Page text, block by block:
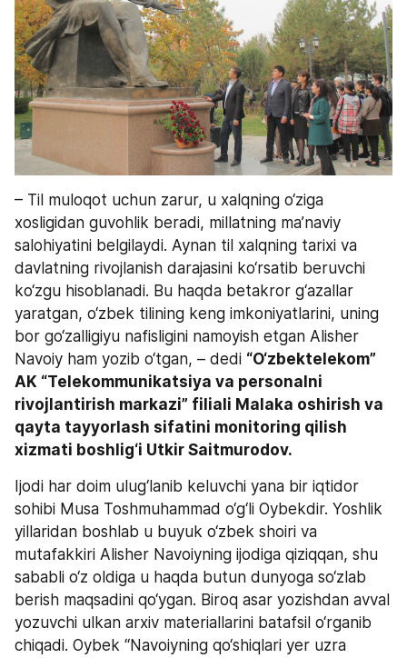
– Til muloqot uchun zarur, u xalqning o‘ziga
xosligidan guvohlik beradi, millatning ma’naviy
salohiyatini belgilaydi. Aynan til xalqning tarixi va
davlatning rivojlanish darajasini ko‘rsatib beruvchi
ko‘zgu hisoblanadi. Bu haqda betakror g‘azallar
yaratgan, o‘zbek tilining keng imkoniyatlarini, uning
bor go‘zalligiyu nafisligini namoyish etgan Alisher
Navoiy ham yozib o‘tgan, – dedi “O‘zbektelekom”
AK “Telekommunikatsiya va personalni
rivojlantirish markazi” filiali Malaka oshirish va
qayta tayyorlash sifatini monitoring qilish
xizmati boshlig‘i Utkir Saitmurodov.
Ijodi har doim ulug‘lanib keluvchi yana bir iqtidor
sohibi Musa Toshmuhammad o‘g‘li Oybekdir. Yoshlik
yillaridan boshlab u buyuk o‘zbek shoiri va
mutafakkiri Alisher Navoiyning ijodiga qiziqqan, shu
sababli o‘z oldiga u haqda butun dunyoga so‘zlab
berish maqsadini qo‘ygan. Biroq asar yozishdan avval
yozuvchi ulkan arxiv materiallarini batafsil o‘rganib
chiqadi. Oybek “Navoiyning qo‘shiqlari yer uzra